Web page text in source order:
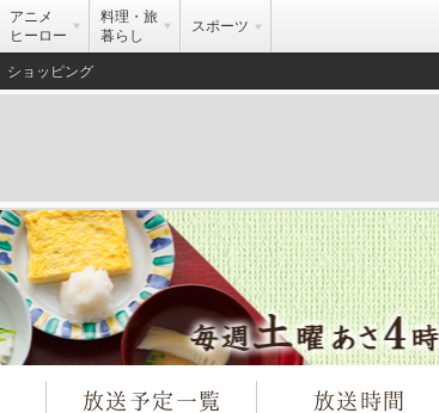
アニメ
ヒーロー
料理・旅
暮らし
スポーツ
ショッピング
放送予定一覧 放送時間